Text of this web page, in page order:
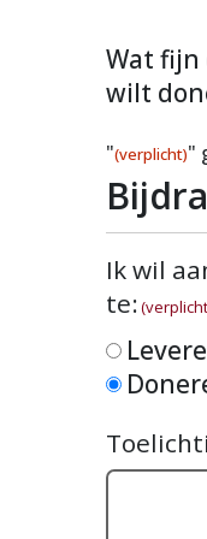
Wat fijn
wilt
"(verplicht)"
Ik wil
te: